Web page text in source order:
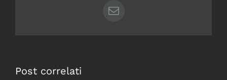
Email
Post correlati